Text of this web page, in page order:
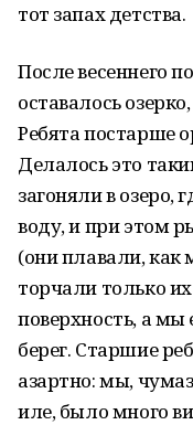
тот запах детства.
После весеннего
оставалось
Ребята постарше
Делалось это
загоняли в
воду, и при этом
(они плавали, как
торчали только
поверхность, а мы
берег. Старшие
азартно: мы,
иле, было много